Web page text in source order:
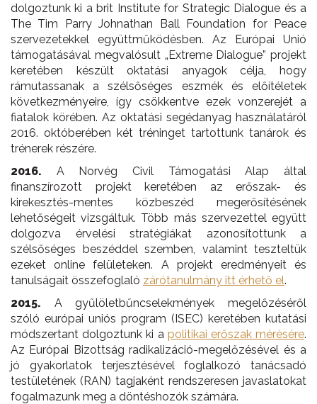
dolgoztunk ki a brit Institute for Strategic Dialogue és a
The Tim Parry Johnathan Ball Foundation for Peace
szervezetekkel együttműködésben. Az Európai Unió
támogatásával megvalósult „Extreme Dialogue” projekt
keretében készült oktatási anyagok célja, hogy
rámutassanak a szélsőséges eszmék és előítéletek
következményeire, így csökkentve ezek vonzerejét a
fiatalok körében. Az oktatási segédanyag használatáról
2016. októberében két tréninget tartottunk tanárok és
trénerek részére.
2016. A Norvég Civil Támogatási Alap által
finanszírozott projekt keretében az erőszak- és
kirekesztés-mentes közbeszéd megerősítésének
lehetőségeit vizsgáltuk. Több más szervezettel együtt
dolgozva érvelési stratégiákat azonosítottunk a
szélsőséges beszéddel szemben, valamint teszteltük
ezeket online felületeken. A projekt eredményeit és
tanulságait összefoglaló zárótanulmány itt érhető el.
2015. A gyűlöletbűncselekmények megelőzéséről
szóló európai uniós program (ISEC) keretében kutatási
módszertant dolgoztunk ki a politikai erőszak mérésére.
Az Európai Bizottság radikalizáció-megelőzésével és a
jó gyakorlatok terjesztésével foglalkozó tanácsadó
testületének (RAN) tagjaként rendszeresen javaslatokat
fogalmazunk meg a döntéshozók számára.